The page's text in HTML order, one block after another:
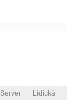
Server Lidická